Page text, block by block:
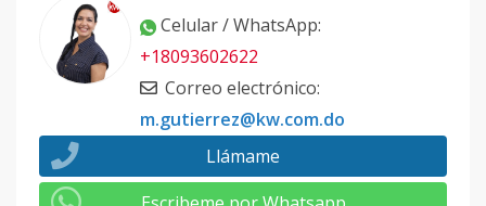
Celular / WhatsApp:
+18093602622
Correo electrónico:
m.gutierrez@kw.com.do
Llámame